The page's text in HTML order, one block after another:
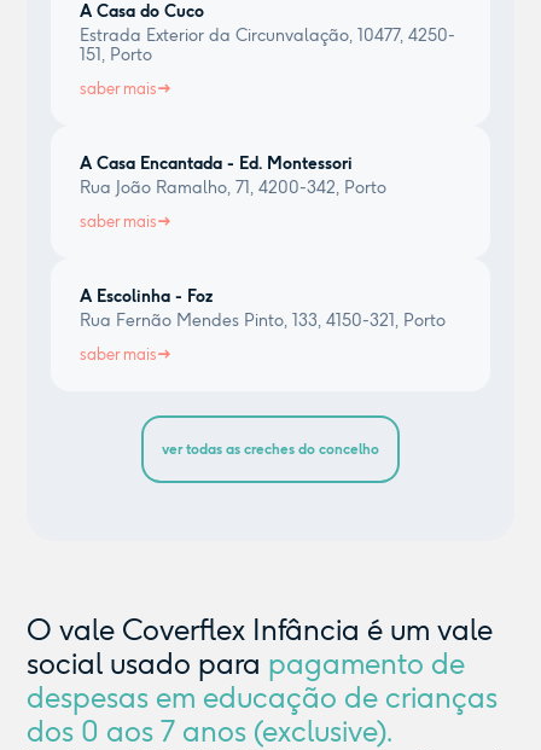
A Casa do Cuco
Estrada Exterior da Circunvalação, 10477, 4250-
151, Porto
saber mais
A Casa Encantada - Ed. Montessori
Rua João Ramalho, 71, 4200-342, Porto
saber mais
A Escolinha - Foz
Rua Fernão Mendes Pinto, 133, 4150-321, Porto
saber mais
ver todas as creches do concelho
O vale Coverflex Infância é um vale
social usado para pagamento de
despesas em educação de crianças
dos 0 aos 7 anos (exclusive).